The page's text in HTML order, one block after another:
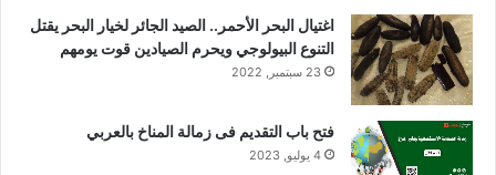
اغتيال البحر الأحمر.. الصيد الجائر لخيار البحر يقتل
التنوع البيولوجي ويحرم الصيادين قوت يومهم
23 سبتمبر, 2022
فتح باب التقديم فى زمالة المناخ بالعربي
4 يوليو, 2023